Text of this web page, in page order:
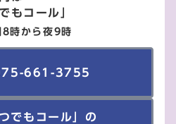
もコール」
時から夜9時
661-3755
でもコール」の